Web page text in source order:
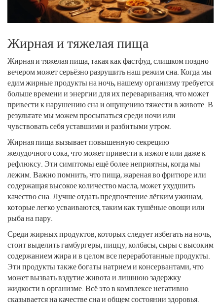
Жирная и тяжелая пища
Жирная и тяжелая пища, такая как фастфуд, слишком поздно
вечером может серьёзно разрушить наш режим сна. Когда мы
едим жирные продукты на ночь, нашему организму требуется
больше времени и энергии для их переваривания, что может
привести к нарушению сна и ощущению тяжести в животе. В
результате мы можем просыпаться среди ночи или
чувствовать себя уставшими и разбитыми утром.
Жирная пища вызывает повышенную секрецию
желудочного сока, что может привести к изжоге или даже к
рефлюксу. Эти симптомы ещё более неприятны, когда мы
лежим. Важно помнить, что пища, жареная во фритюре или
содержащая высокое количество масла, может ухудшить
качество сна. Лучше отдать предпочтение лёгким ужинам,
которые легко усваиваются, таким как тушёные овощи или
рыба на пару.
Среди жирных продуктов, которых следует избегать на ночь,
стоит выделить гамбургеры, пиццу, колбасы, сыры с высоким
содержанием жира и в целом все переработанные продукты.
Эти продукты также богаты натрием и консервантами, что
может вызвать вздутие живота и лишнюю задержку
жидкости в организме. Всё это в комплексе негативно
сказывается на качестве сна и общем состоянии здоровья.